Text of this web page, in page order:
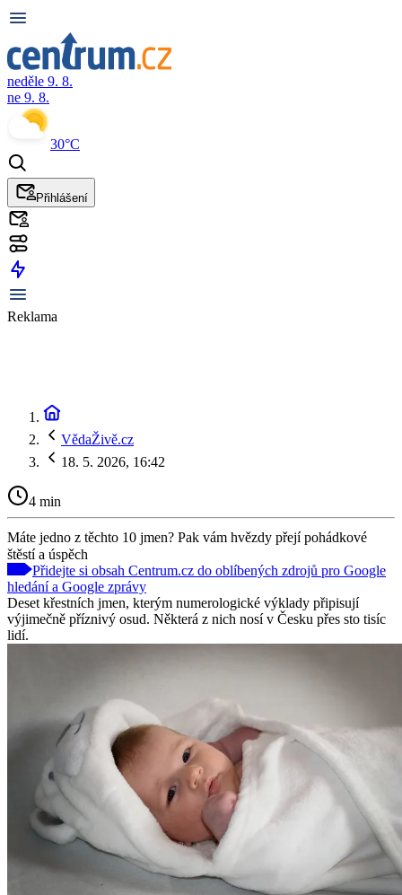
neděle 9. 8.
ne 9. 8.
30°C
Přihlášení
Reklama
VědaŽivě.cz
18. 5. 2026, 16:42
4 min
Máte jedno z těchto 10 jmen? Pak vám hvězdy přejí pohádkové
štěstí a úspěch
Přidejte si obsah Centrum.cz do oblíbených zdrojů pro Google
hledání a Google zprávy
Deset křestních jmen, kterým numerologické výklady připisují
výjimečně příznivý osud. Některá z nich nosí v Česku přes sto tisíc
lidí.